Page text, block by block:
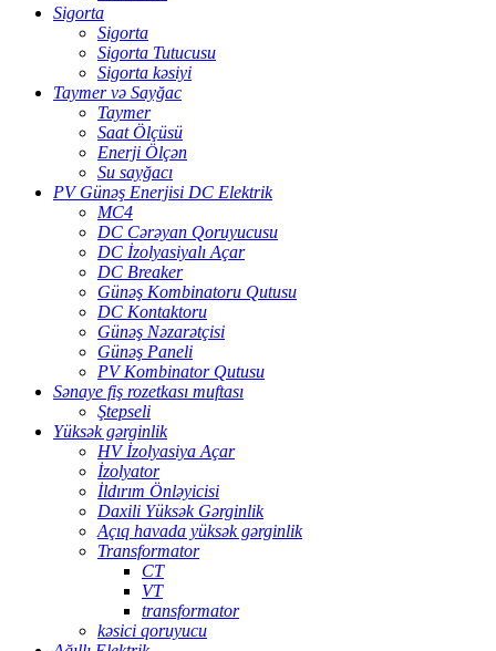
Sigorta
Sigorta
Sigorta Tutucusu
Sigorta kəsiyi
Taymer və Sayğac
Taymer
Saat Ölçüsü
Enerji Ölçən
Su sayğacı
PV Günəş Enerjisi DC Elektrik
MC4
DC Cərəyan Qoruyucusu
DC İzolyasiyalı Açar
DC Breaker
Günəş Kombinatoru Qutusu
DC Kontaktoru
Günəş Nəzarətçisi
Günəş Paneli
PV Kombinator Qutusu
Sənaye fiş rozetkası muftası
Ştepseli
Yüksək gərginlik
HV İzolyasiya Açar
İzolyator
İldırım Önləyicisi
Daxili Yüksək Gərginlik
Açıq havada yüksək gərginlik
Transformator
CT
VT
transformator
kəsici qoruyucu